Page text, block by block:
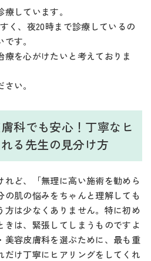
しています。
く、夜20時まで診療しているの
す。
を心がけたいと考えておりま
い。
科でも安心！丁寧なヒ
る先生の見分け方
ど、「無理に高い施術を勧めら
の肌の悩みをちゃんと理解しても
方は少なくありません。特に初め
きは、緊張してしまうものですよ
美容皮膚科を選ぶために、最も重
だけ丁寧にヒアリングをしてくれ